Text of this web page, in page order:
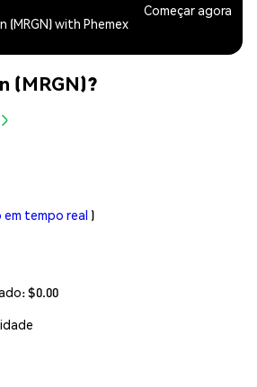
(MRGN) with Phemex
Começar agora
(MRGN)?
em tempo real )
$0.00